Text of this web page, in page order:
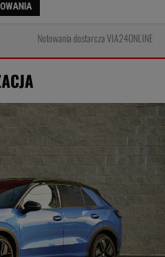
Notowania dostarcza VIA24ONLINE